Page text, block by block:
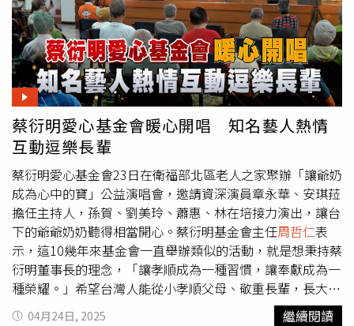
蔡衍明愛心基金會暖心開唱 知名藝人熱情
互動逗樂長輩
蔡衍明愛心基金會23日在衛福部北區老人之家聚辦「讓爺奶
成為心中的寶」公益演唱會，邀請資深演員章永華、安琪菈
擔任主持人，孫賀、劉美玲、蕭惠、林在培接力演出，讓台
下的爺爺奶奶聽得相當開心。蔡衍明基金會主任周哲仁表
示，這10幾年來基金會一直舉辦類似的活動，就是想秉持蔡
衍明董事長的理念，「讓孝順成為一種習慣，讓奉獻成為一
種榮耀。」希望台灣人能從小孝順父母、敬重長輩，長大後
有空要回饋社會，這樣台灣才會更進步。
04月24日, 2025 繼續閱讀